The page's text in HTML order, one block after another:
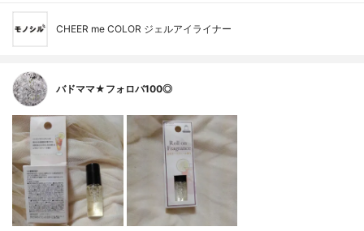
CHEER me COLOR ジェルアイライナー
バドママ★フォロバ100◎